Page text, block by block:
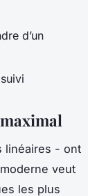
d’un
linéaires - ont
veut
les plus